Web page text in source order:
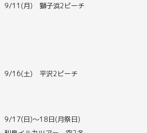
9/11(月) 獅子浜2ビーチ
9/16(土) 平沢2ビーチ
9/17(日)～18日(月祭日)